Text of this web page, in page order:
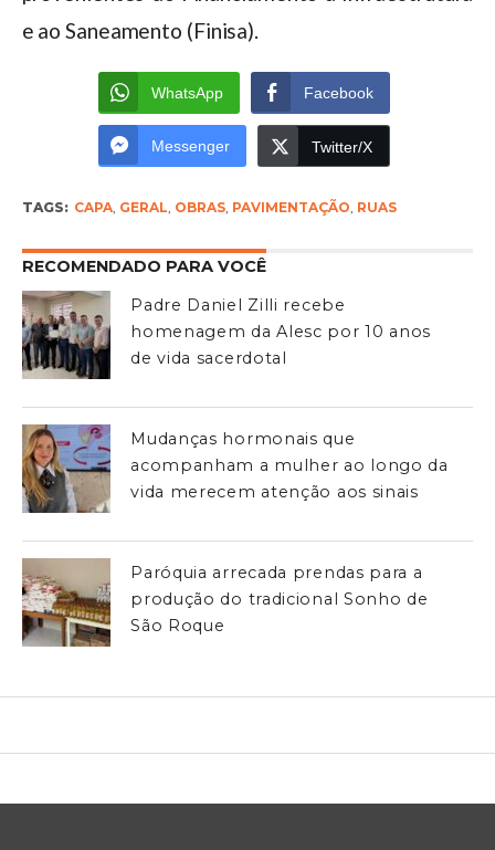
e ao Saneamento (Finisa).
WhatsApp Facebook
Messenger Twitter/X
TAGS: CAPA, GERAL OBRAS, PAVIMENTAÇÃO RUAS
RECOMENDADO PARA VOCÊ
Padre Daniel Zilli recebe
homenagem da Alesc por 10 anos
de vida sacerdotal
Mudanças hormonais que
acompanham a mulher ao longo da
vida merecem atenção aos sinais
Paróquia arrecada prendas para a
produção do tradicional Sonho de
São Roque